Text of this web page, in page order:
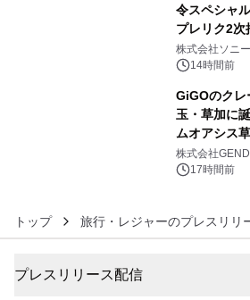
令スペシャ
プレリク2次
株式会社ソニ
ンズ14時間前
GiGOのクレ
玉・草加に
ムオアシス
2026年8月7
ン
株式会社
17時間前
トップ 旅行・レジャーのプレスリリ
プレスリリース配信